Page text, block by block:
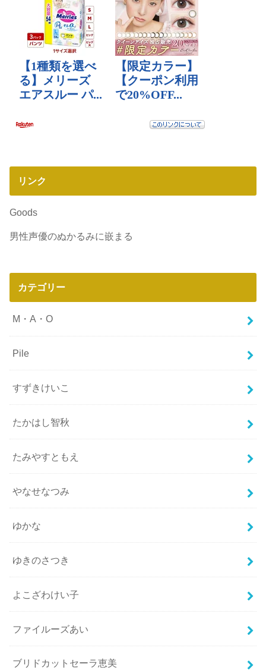
リンク
Goods
男性声優のぬかるみに嵌まる
カテゴリー
M・A・O
Pile
すずきけいこ
たかはし智秋
たみやすともえ
やなせなつみ
ゆかな
ゆきのさつき
よこざわけい子
ファイルーズあい
ブリドカットセーラ恵美